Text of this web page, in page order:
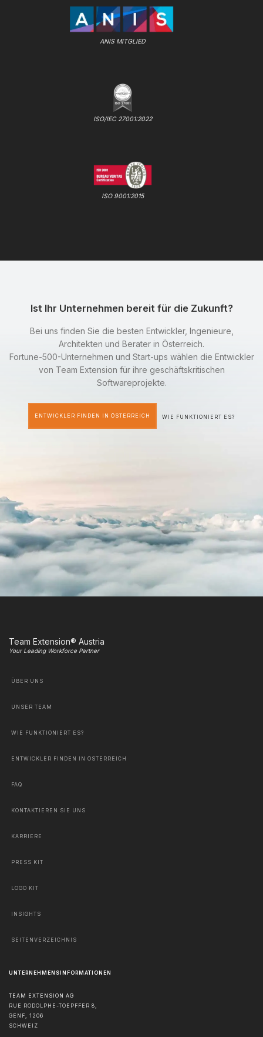
ANIS MITGLIED
ISO/IEC 27001:2022
ISO 9001:2015
Ist Ihr Unternehmen bereit für die Zukunft?
Bei uns finden Sie die besten Entwickler, Ingenieure,
Architekten und Berater in Österreich.
Fortune-500-Unternehmen und Start-ups wählen die Entwickler
von Team Extension für ihre geschäftskritischen
Softwareprojekte.
ENTWICKLER FINDEN IN ÖSTERREICH WIE FUNKTIONIERT ES?
Team Extension® Austria
Your Leading Workforce Partner
ÜBER UNS
UNSER TEAM
WIE FUNKTIONIERT ES?
ENTWICKLER FINDEN IN ÖSTERREICH
FAQ
KONTAKTIEREN SIE UNS
KARRIERE
PRESS KIT
LOGO KIT
INSIGHTS
SEITENVERZEICHNIS
UNTERNEHMENSINFORMATIONEN
TEAM EXTENSION AG
RUE RODOLPHE-TOEPFFER 8,
GENF, 1206
SCHWEIZ